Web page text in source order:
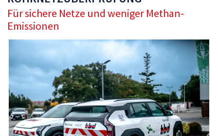
Für sichere Netze und weniger Methan-
Emissionen